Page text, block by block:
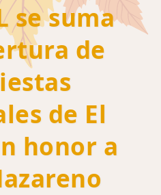
se suma
de
de El
honor a